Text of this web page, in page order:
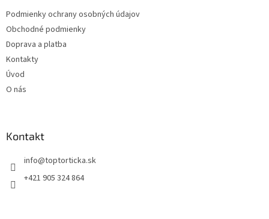
Podmienky ochrany osobných údajov
Obchodné podmienky
Doprava a platba
Kontakty
Úvod
O nás
Kontakt
+421 905 324 864